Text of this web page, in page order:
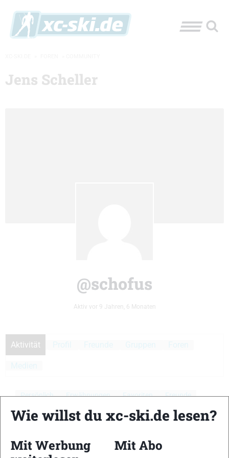
Jens Scheller
@schofus
Aktiv vor 9 Jahren, 6 Monaten
Aktivität
Persönlich Erwähnungen Favoriten
Freunde
Gruppen
Aktivitäten der Mitglieder
Wie willst du xc-ski.de lesen?
Mit Werbung
Mit Abo